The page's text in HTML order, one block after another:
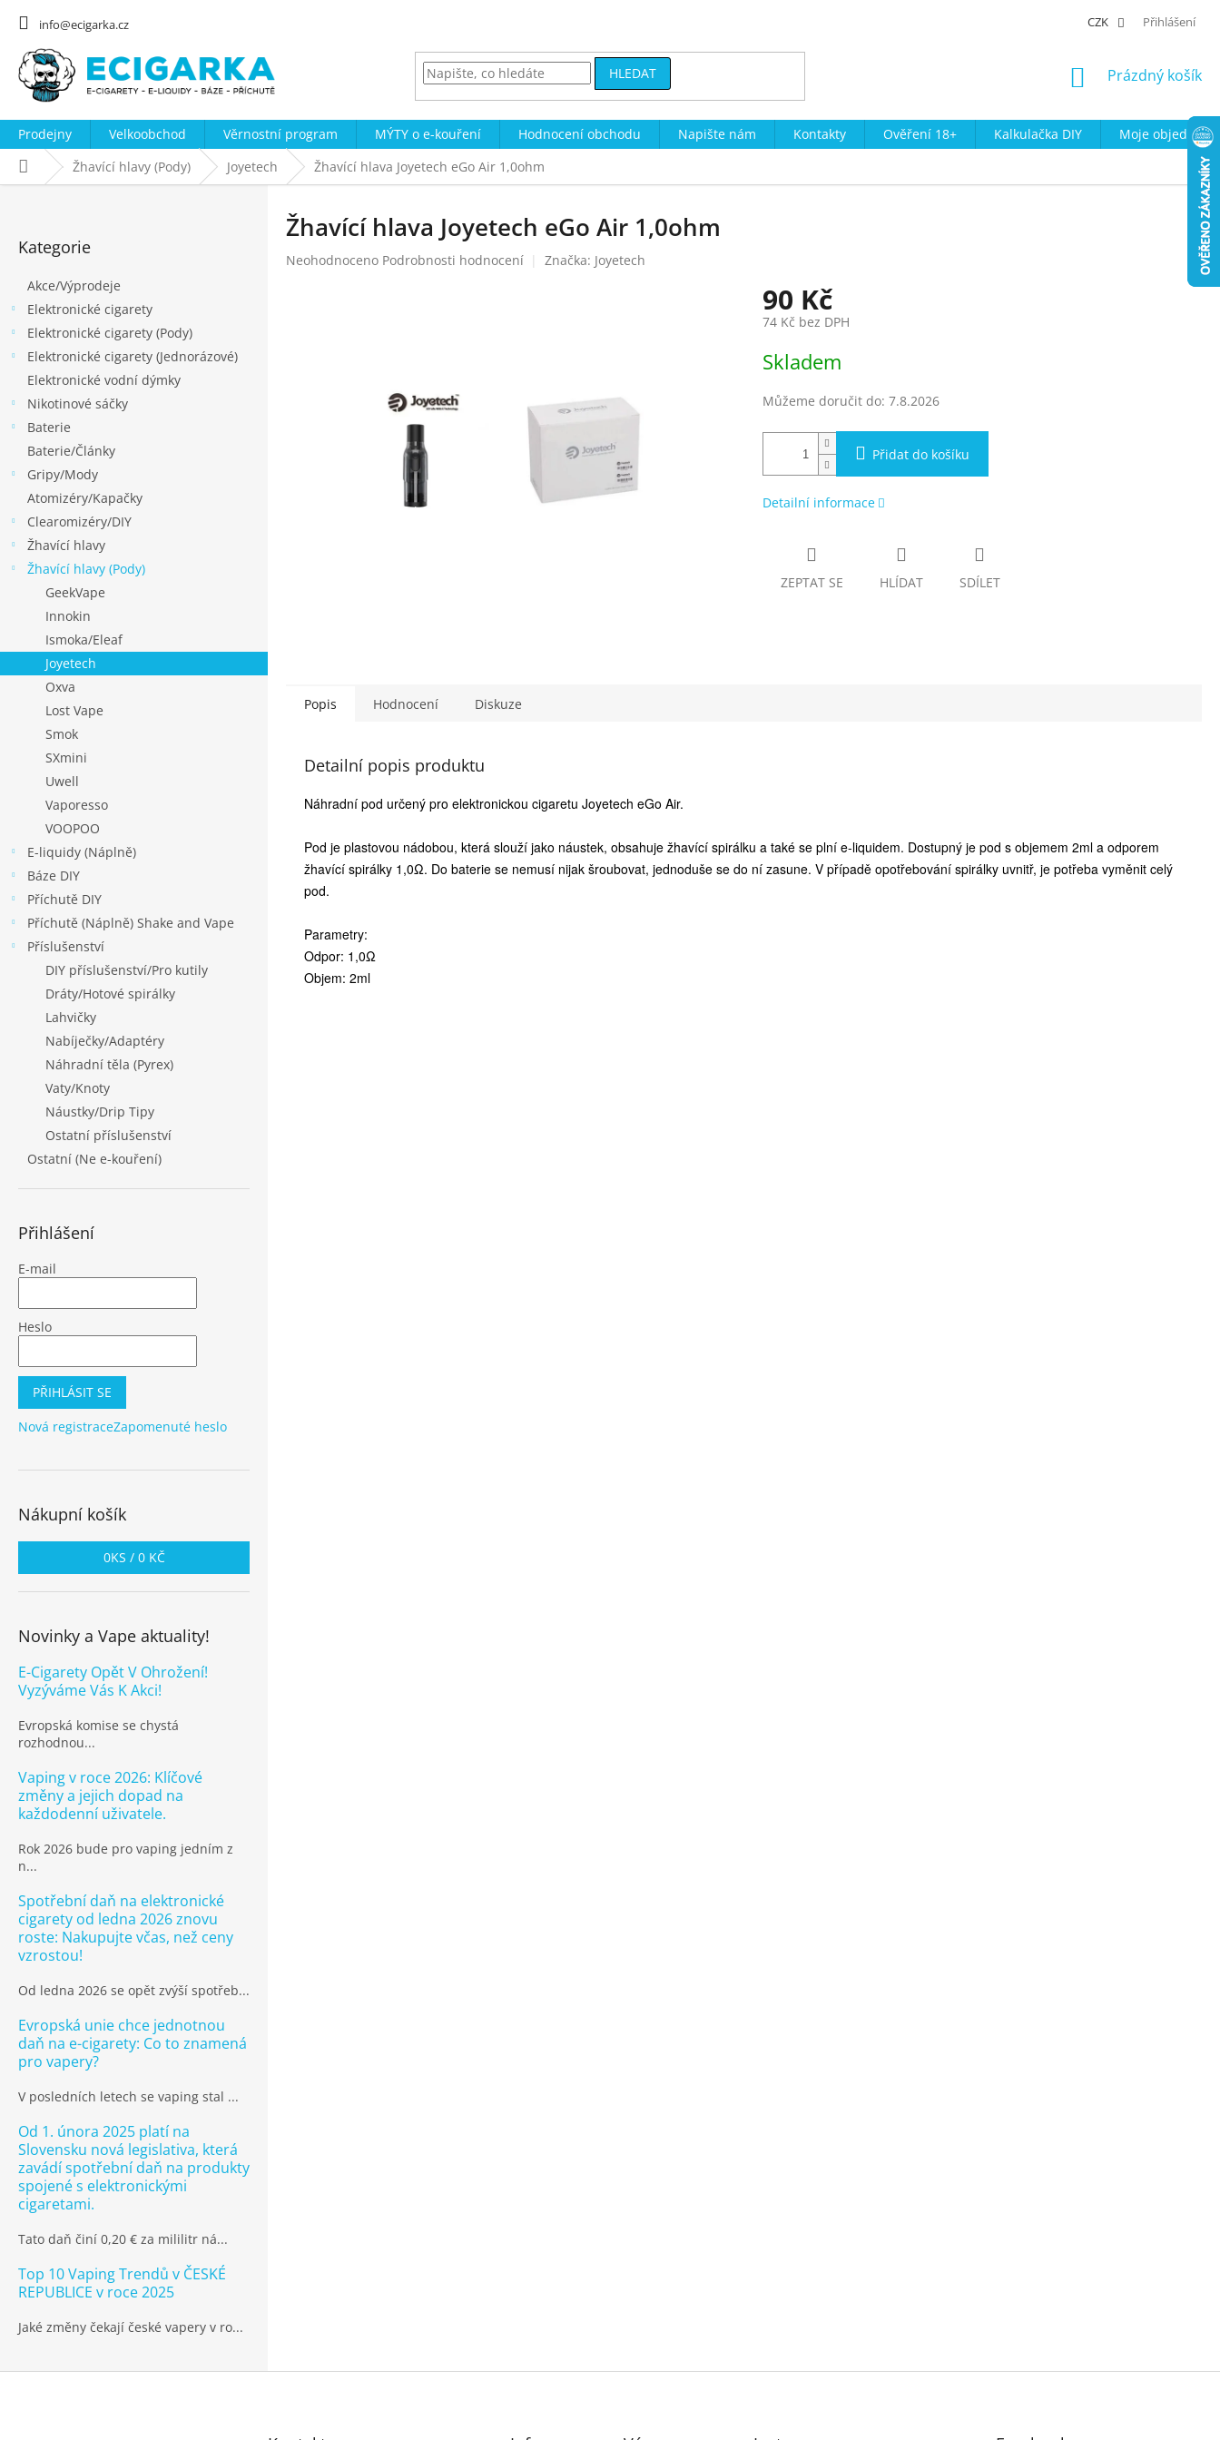
info@ecigarka.cz CZK Přihlášení
HLEDAT
NÁKUPNÍ
Prázdný košík
Prodejny Velkoobchod Věrnostní program MÝTY o e-kouření Hodnocení obchodu Napište nám Kontakty Ověření 18+ Kalkulačka DIY
Moje
Domů Žhavící hlavy (Pody) Joyetech Žhavící hlava Joyetech eGo Air 1,0ohm
kategorie
Kategorie
Akce/Výprodeje
Elektronické cigarety
Elektronické cigarety (Pody)
Elektronické cigarety (Jednorázové)
Elektronické vodní dýmky
Nikotinové sáčky
Baterie
Baterie/Články
Gripy/Mody
Atomizéry/Kapačky
Clearomizéry/DIY
Žhavící hlavy
Žhavící hlavy (Pody)
GeekVape
Innokin
Ismoka/Eleaf
Joyetech
Oxva
Lost Vape
Smok
SXmini
Uwell
Vaporesso
VOOPOO
E-liquidy (Náplně)
Báze DIY
Příchutě DIY
Příchutě (Náplně) Shake and Vape
Příslušenství
DIY příslušenství/Pro kutily
Dráty/Hotové spirálky
Lahvičky
Nabíječky/Adaptéry
Náhradní těla (Pyrex)
Vaty/Knoty
Náustky/Drip Tipy
Ostatní příslušenství
Ostatní (Ne e-kouření)
Přihlášení
E-mail
Heslo
PŘIHLÁSIT SE
Nová registraceZapomenuté heslo
Nákupní košík
0KS / 0 KČ
Novinky a Vape aktuality!
E-Cigarety Opět V Ohrožení!
Vyzýváme Vás K Akci!
Evropská komise se chystá
rozhodnou...
Vaping v roce 2026: Klíčové
změny a jejich dopad na
každodenní uživatele.
Rok 2026 bude pro vaping jedním z
n...
Spotřební daň na elektronické
cigarety od ledna 2026 znovu
roste: Nakupujte včas, než ceny
vzrostou!
Od ledna 2026 se opět zvýší spotřeb...
Evropská unie chce jednotnou
daň na e-cigarety: Co to znamená
pro vapery?
V posledních letech se vaping stal ...
Od 1. února 2025 platí na
Slovensku nová legislativa, která
zavádí spotřební daň na produkty
spojené s elektronickými
cigaretami.
Tato daň činí 0,20 € za mililitr ná...
Top 10 Vaping Trendů v ČESKÉ
REPUBLICE v roce 2025
Jaké změny čekají české vapery v ro...
Žhavící hlava Joyetech eGo Air 1,0ohm
Průměrné
Neohodnoceno Podrobnosti hodnocení Značka: Joyetech
90 Kč
74 Kč bez DPH
cena:
Skladem
Můžeme doručit do: 7.8.2026
Přidat do košíku
Detailní informace
ZEPTAT SE HLÍDAT SDÍLET
Popis Hodnocení Diskuze
Detailní popis produktu
Náhradní pod určený pro elektronickou cigaretu Joyetech eGo Air.
Pod je plastovou nádobou, která slouží jako náustek, obsahuje žhavící spirálku a také se plní e-liquidem. Dostupný je pod s objemem 2ml a odporem
žhavící spirálky 1,0Ω. Do baterie se nemusí nijak šroubovat, jednoduše se do ní zasune. V případě opotřebování spirálky uvnitř, je potřeba vyměnit celý
pod.
Parametry:
Odpor: 1,0Ω
Objem: 2ml